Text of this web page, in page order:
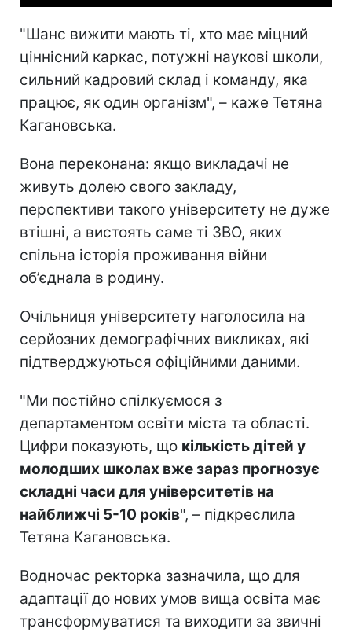
"Шанс вижити мають ті, хто має міцний
ціннісний каркас, потужні наукові школи,
сильний кадровий склад і команду, яка
працює, як один організм", – каже Тетяна
Кагановська.
Вона переконана: якщо викладачі не
живуть долею свого закладу,
перспективи такого університету не дуже
втішні, а вистоять саме ті ЗВО, яких
спільна історія проживання війни
об’єднала в родину.
Очільниця університету наголосила на
серйозних демографічних викликах, які
підтверджуються офіційними даними.
"Ми постійно спілкуємося з
департаментом освіти міста та області.
Цифри показують, що кількість дітей у
молодших школах вже зараз прогнозує
складні часи для університетів на
найближчі 5-10 років", – підкреслила
Тетяна Кагановська.
Водночас ректорка зазначила, що для
адаптації до нових умов вища освіта має
трансформуватися та виходити за звичні